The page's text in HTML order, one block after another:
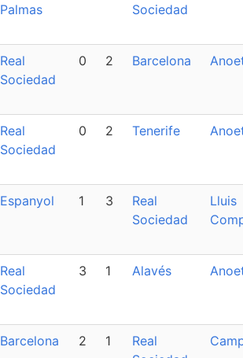
Palmas
Sociedad
Real
Sociedad
0 2 Barcelona
Real
Sociedad
0 2 Tenerife
Espanyol 1 3
Real
Sociedad
Lluis
Real
Sociedad
3 1 Alavés
Barcelona 2 1
Real